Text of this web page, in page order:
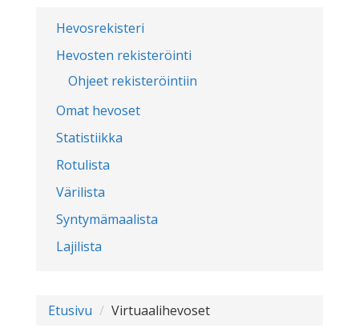
Hevosrekisteri
Hevosten rekisteröinti
Ohjeet rekisteröintiin
Omat hevoset
Statistiikka
Rotulista
Värilista
Syntymämaalista
Lajilista
Etusivu Virtuaalihevoset